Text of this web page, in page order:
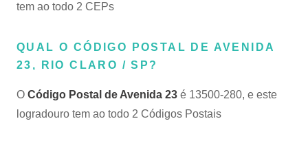
tem ao todo 2 CEPs
QUAL O CÓDIGO POSTAL DE AVENIDA
23, RIO CLARO / SP?
O Código Postal de Avenida 23 é 13500-280, e este
logradouro tem ao todo 2 Códigos Postais